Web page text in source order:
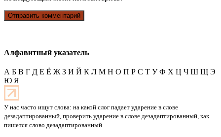
Алфавитный указатель
А Б В Г Д Е Ё Ж З И Й К Л М Н О П Р С Т У Ф Х Ц Ч Ш Щ Э
Ю Я
У нас часто ищут слова: на какой слог падает ударение в слове
дезадаптированный, проверить ударение в слове дезадаптированный, как
пишется слово дезадаптированный